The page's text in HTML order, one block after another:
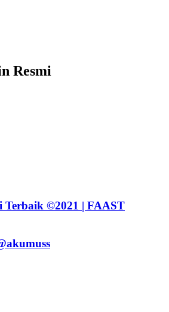
Resmi
Terbaik ©2021 | FAAST